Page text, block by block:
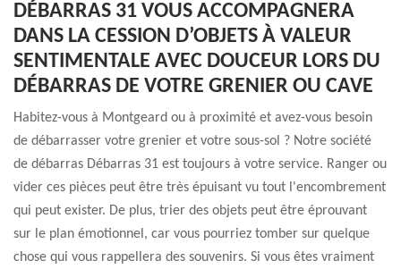
DÉBARRAS 31 VOUS ACCOMPAGNERA
DANS LA CESSION D’OBJETS À VALEUR
SENTIMENTALE AVEC DOUCEUR LORS DU
DÉBARRAS DE VOTRE GRENIER OU CAVE
Habitez-vous à Montgeard ou à proximité et avez-vous besoin
de débarrasser votre grenier et votre sous-sol ? Notre société
de débarras Débarras 31 est toujours à votre service. Ranger ou
vider ces pièces peut être très épuisant vu tout l'encombrement
qui peut exister. De plus, trier des objets peut être éprouvant
sur le plan émotionnel, car vous pourriez tomber sur quelque
chose qui vous rappellera des souvenirs. Si vous êtes vraiment